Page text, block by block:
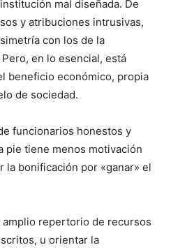
mal diseñada. De
y atribuciones intrusivas,
con los de la
en lo esencial, está
beneficio económico, propia
de sociedad.
funcionarios honestos y
pie tiene menos motivación
la bonificación por «ganar» el
amplio repertorio de recursos
u orientar la